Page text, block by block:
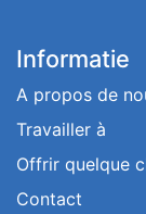
Informatie
A propos de
Travailler à
Offrir quelque
Contact